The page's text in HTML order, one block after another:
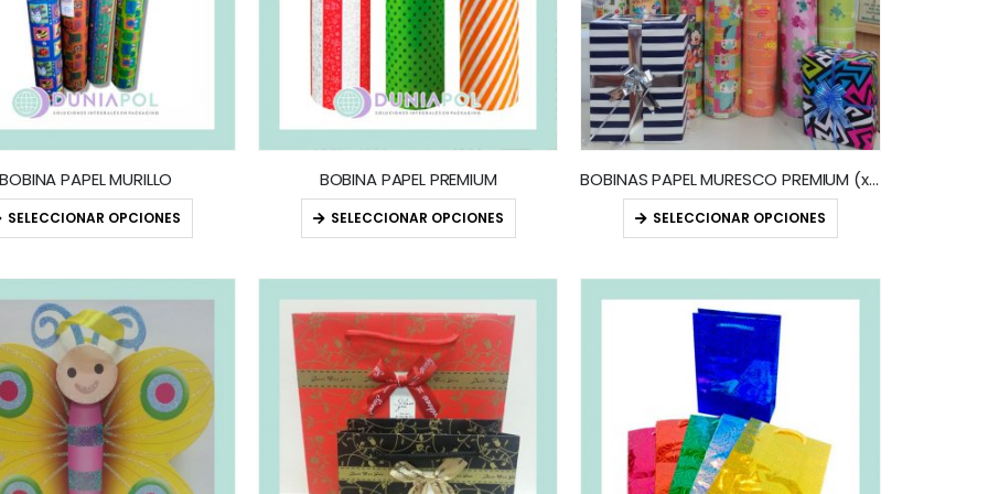
BOBINA PAPEL MURILLO
SELECCIONAR OPCIONES
BOBINA PAPEL PREMIUM
SELECCIONAR OPCIONES
BOBINAS PAPEL MURESCO PREMIUM (x200 mts) 10% OFF!!
SELECCIONAR OPCIONES